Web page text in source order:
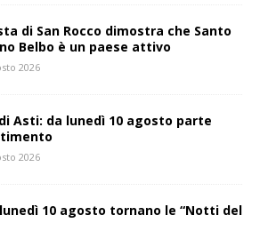
di San Rocco dimostra che Santo
Belbo è un paese attivo
2026
Asti: da lunedì 10 agosto parte
2026
10 agosto tornano le “Notti del